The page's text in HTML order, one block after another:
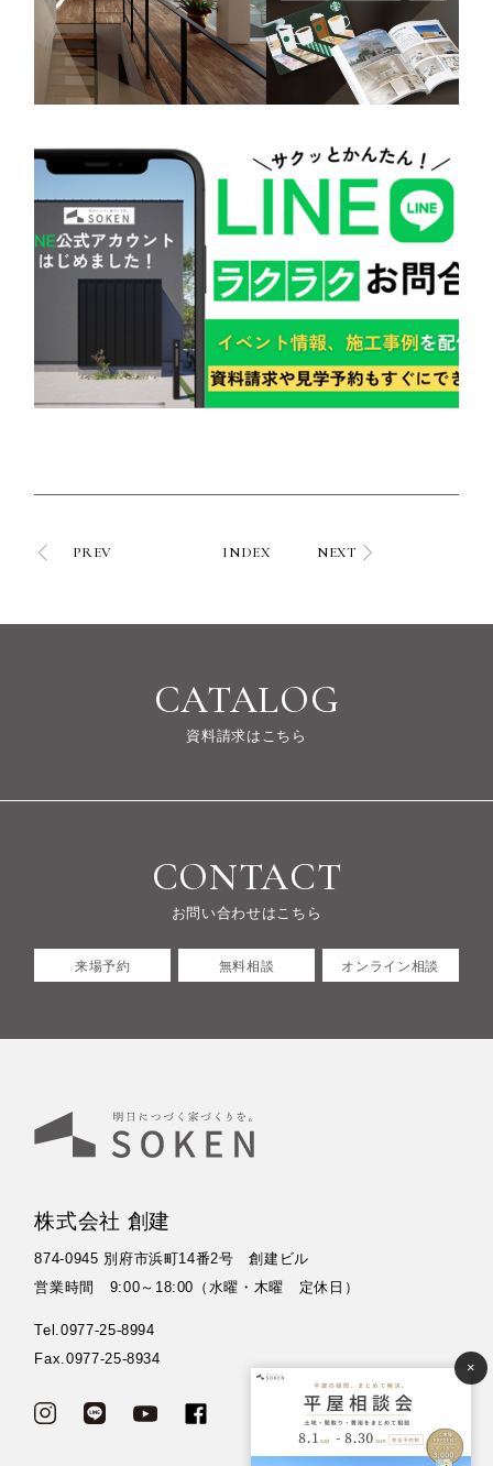
PREV INDEX NEXT
×
CATALOG
資料請求はこちら
CONTACT
お問い合わせはこちら
来場予約 無料相談 オンライン相談
株式会社 創建
874-0945 別府市浜町14番2号 創建ビル
営業時間 9:00～18:00（水曜・木曜 定休日）
Tel.0977-25-8994
Fax.0977-25-8934